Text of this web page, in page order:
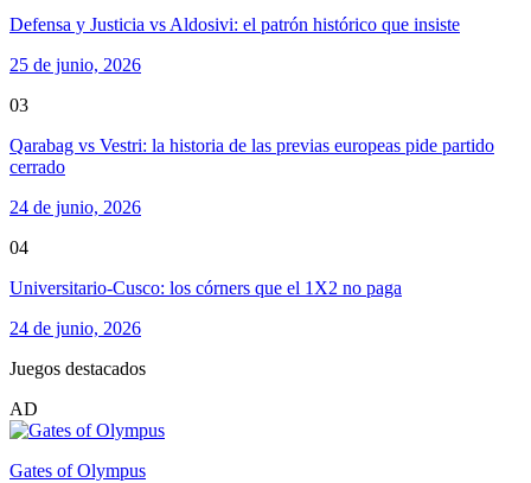
Defensa y Justicia vs Aldosivi: el patrón histórico que insiste
25 de junio, 2026
03
Qarabag vs Vestri: la historia de las previas europeas pide partido
cerrado
24 de junio, 2026
04
Universitario-Cusco: los córners que el 1X2 no paga
24 de junio, 2026
Juegos destacados
AD
Gates of Olympus